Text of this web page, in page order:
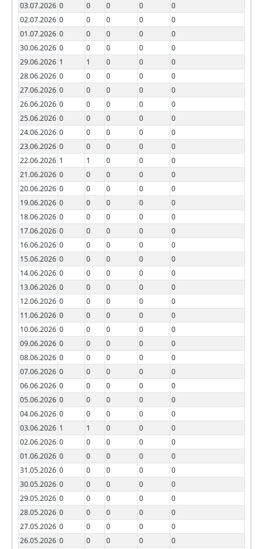
03.07.2026 0 0 0 0
0
02.07.2026 0 0 0 0
0
01.07.2026 0 0 0 0
0
30.06.2026 0 0 0 0
0
29.06.2026 1 1 0 0
0
28.06.2026 0 0 0 0
0
27.06.2026 0 0 0 0
0
26.06.2026 0 0 0 0
0
25.06.2026 0 0 0 0
0
24.06.2026 0 0 0 0
0
23.06.2026 0 0 0 0
0
22.06.2026 1 1 0 0
0
21.06.2026 0 0 0 0
0
20.06.2026 0 0 0 0
0
19.06.2026 0 0 0 0
0
18.06.2026 0 0 0 0
0
17.06.2026 0 0 0 0
0
16.06.2026 0 0 0 0
0
15.06.2026 0 0 0 0
0
14.06.2026 0 0 0 0
0
13.06.2026 0 0 0 0
0
12.06.2026 0 0 0 0
0
11.06.2026 0 0 0 0
0
10.06.2026 0 0 0 0
0
09.06.2026 0 0 0 0
0
08.06.2026 0 0 0 0
0
07.06.2026 0 0 0 0
0
06.06.2026 0 0 0 0
0
05.06.2026 0 0 0 0
0
04.06.2026 0 0 0 0
0
03.06.2026 1 1 0 0
0
02.06.2026 0 0 0 0
0
01.06.2026 0 0 0 0
0
31.05.2026 0 0 0 0
0
30.05.2026 0 0 0 0
0
29.05.2026 0 0 0 0
0
28.05.2026 0 0 0 0
0
27.05.2026 0 0 0 0
0
26.05.2026 0 0 0 0
0